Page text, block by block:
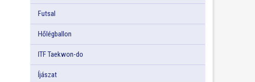
Futsal
Hőlégballon
ITF Taekwon-do
Íjászat